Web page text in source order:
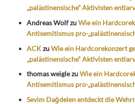
„palästinensische“ Aktivisten
Andreas WolfzuWie ein
Antisemitismus pro-
ACKzuWie ein Hardcorekonzert
„palästinensische“ Aktivisten
thomas weiglezuWie ein
Antisemitismus pro-
Sevim Dağdelen entdeckt die